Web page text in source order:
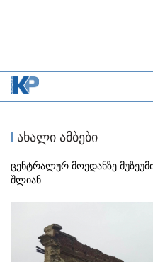
ახალი ამბები
ცენტრალურ მოედანზე
შლიან